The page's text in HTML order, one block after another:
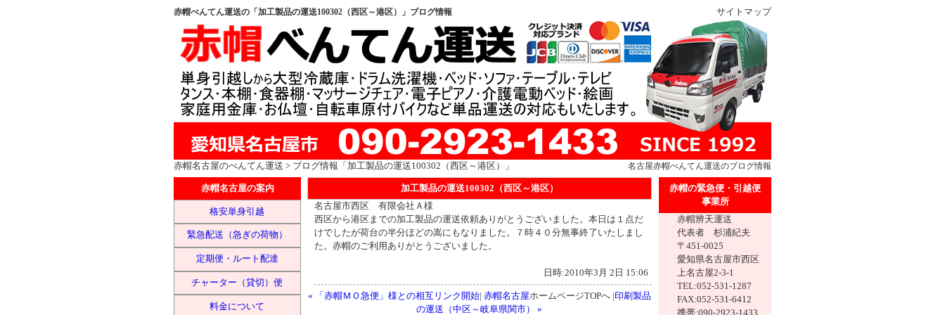
赤帽べんてん運送の「加工製品の運送100302（西区～港区）」ブログ情報 サイトマップ
名古屋赤帽べんてん運送のブログ情報
赤帽名古屋のべんてん運送 > ブログ情報「加工製品の運送100302（西区～港区）」
赤帽名古屋の案内
格安単身引越
緊急配送（急ぎの荷物）
定期便・ルート配達
チャーター（貸切）便
料金について
加工製品の運送100302（西区～港区）
名古屋市西区 有限会社Ａ様
西区から港区までの加工製品の運送依頼ありがとうございました。本日は１点だ
けでしたが荷台の半分ほどの嵩にもなりました。７時４０分無事終了いたしまし
た。赤帽のご利用ありがとうございました。
日時:2010年3月 2日 15:06
« 「赤帽ＭＯ急便」様との相互リンク開始| 赤帽名古屋ホームページTOPへ | 印刷製品
の運送（中区～岐阜県関市） »
赤帽の緊急便・引越便
事業所
赤帽辨天運送
代表者 杉浦紀夫
〒451-0025
愛知県名古屋市西区
上名古屋2-3-1
TEL:052-531-1287
FAX:052-531-6412
携帯:090-2923-1433